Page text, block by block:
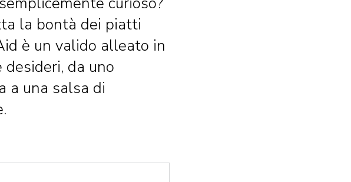
la bontà dei piatti
è un valido alleato in
da uno
a una salsa di